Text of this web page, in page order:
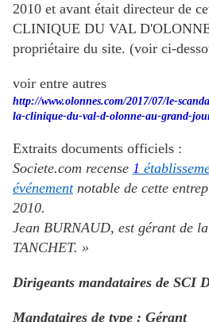
2010 et avant était directeur de
CLINIQUE DU VAL
propriétaire du site. (voir ci-
voir entre autres
http://www.olonnes.com/2017/07/le-
la-clinique-du-val-d-olonne-au-grand-
Extraits documents officiels :
Societe.com recense 1
événementnotable de cette
2010.
Jean BURNAUD, est gérant de
TANCHET. »
Dirigeants mandataires de SCI
Mandataires de type : Gérant